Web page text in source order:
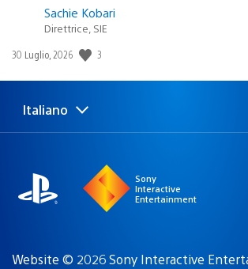
Sachie Kobari
Direttrice, SIE
Data
pubblicazione:
30 Luglio, 2026 3
Seleziona
una
Regione
attuale:
Italiano
Sony
Interactive
Entertainment
Website © 2026 Sony Interactive